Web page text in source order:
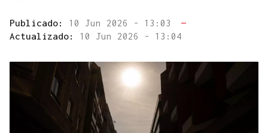
Publicado: 10 Jun 2026 - 13:03
—
Actualizado: 10 Jun 2026 - 13:04